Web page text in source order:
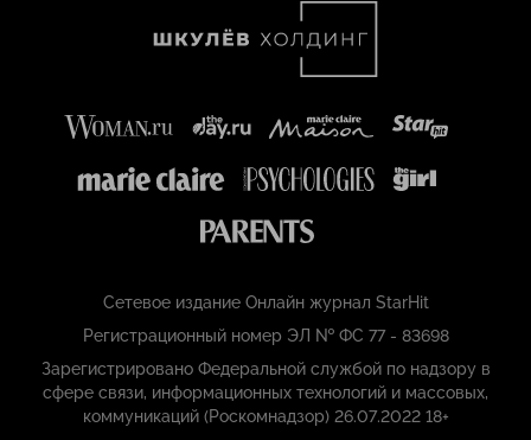
Сетевое издание Онлайн журнал StarHit
Регистрационный номер ЭЛ № ФС 77 - 83698
Зарегистрировано Федеральной службой по надзору в
сфере связи, информационных технологий и массовых,
коммуникаций (Роскомнадзор) 26.07.2022 18+